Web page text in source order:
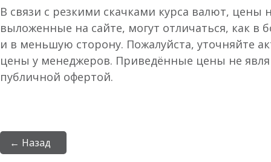
В связи с резкими скачками курса валют, цены
выложенные на сайте, могут отличаться, как в
и в меньшую сторону. Пожалуйста, уточняйте
цены у менеджеров. Приведённые цены не
публичной офертой.
← Назад